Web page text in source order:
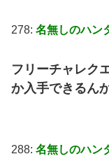
278: 名無しのハン
フリーチャレク
か入手できるん
288: 名無しのハン